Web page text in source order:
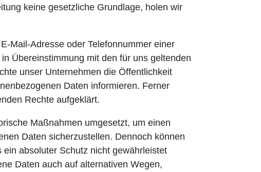
keine gesetzliche Grundlage, holen wir
Mail-Adresse oder Telefonnummer einer
Übereinstimmung mit den für uns geltenden
unser Unternehmen die Öffentlichkeit
Daten informieren. Ferner
Rechte aufgeklärt.
Maßnahmen umgesetzt, um einen
Daten sicherzustellen. Dennoch können
absoluter Schutz nicht gewährleistet
Daten auch auf alternativen Wegen,